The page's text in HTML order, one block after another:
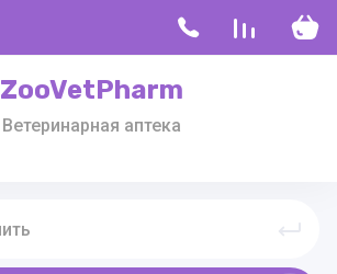
ZooVetPharm
Ветеринарная аптека